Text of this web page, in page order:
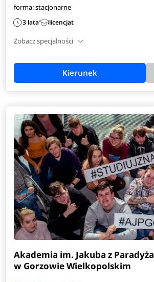
forma: stacjonarne
3 lata licencjat
Zobacz specjalności
Kierunek
Akademia im. Jakuba z Paradyża
w Gorzowie Wielkopolskim